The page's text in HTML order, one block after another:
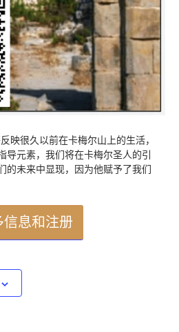
映很久以前在卡梅尔山上的生活，
导元素，我们将在卡梅尔圣人的引
的未来中显现，因为他赋予了我们
信息和注册